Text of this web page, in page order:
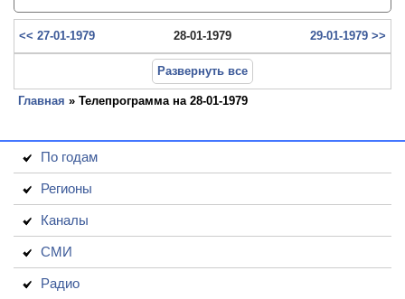
<< 27-01-1979 28-01-1979 29-01-1979 >>
Развернуть все
Главная » Телепрограмма на 28-01-1979
По годам
Регионы
Каналы
СМИ
Радио